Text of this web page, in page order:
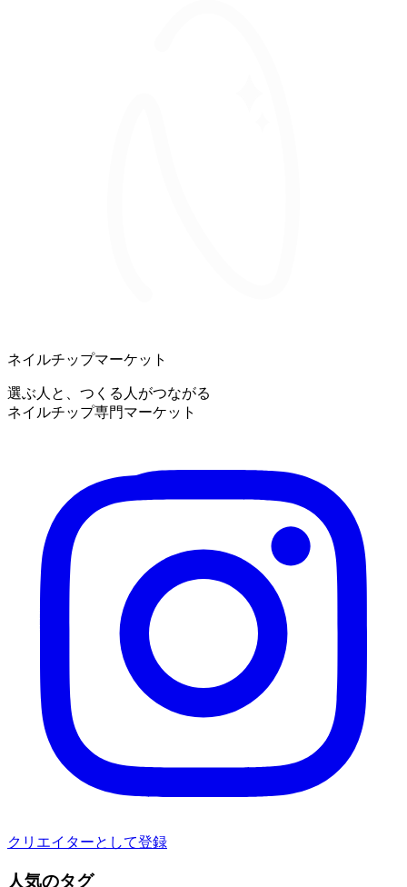
ネイルチップマーケット
選ぶ人と、つくる人がつながる
ネイルチップ専門マーケット
クリエイターとして登録
人気のタグ